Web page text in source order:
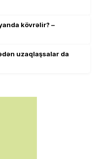
kövrəlir? –
uzaqlaşsalar da